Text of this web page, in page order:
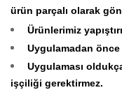
ürün parçalı olarak
Ürünlerimiz
Uygulamadan önce
Uygulaması
işçiliği gerektirmez.